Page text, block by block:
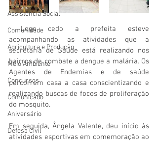
Assistência Social
Comunidade
Agricultura e Produção
Meio Ambiente
Concursos
Comunicado
Aniversário
Defesa Civil
Logo cedo a prefeita esteve
acompanhando as atividades que a
secretaria de Saúde está realizando nos
bairros de combate a dengue a malária. Os
Agentes de Endemias e de saúde
percorrem casa a casa conscientizando e
realizando buscas de focos de proliferação
do mosquito.
Em seguida, Ângela Valente, deu início às
atividades esportivas em comemoração ao